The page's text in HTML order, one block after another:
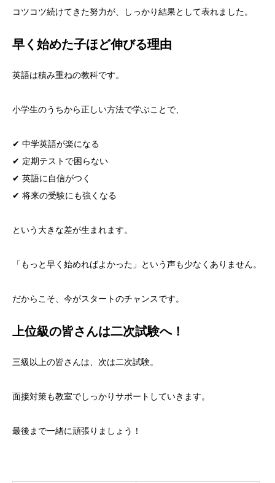
コツコツ続けてきた努力が、しっかり結果として表れました。
早く始めた子ほど伸びる理由
英語は積み重ねの教科です。
小学生のうちから正しい方法で学ぶことで、
✔ 中学英語が楽になる
✔ 定期テストで困らない
✔ 英語に自信がつく
✔ 将来の受験にも強くなる
という大きな差が生まれます。
「もっと早く始めればよかった」という声も少なくありません。
だからこそ、今がスタートのチャンスです。
上位級の皆さんは二次試験へ！
三級以上の皆さんは、次は二次試験。
面接対策も教室でしっかりサポートしていきます。
最後まで一緒に頑張りましょう！